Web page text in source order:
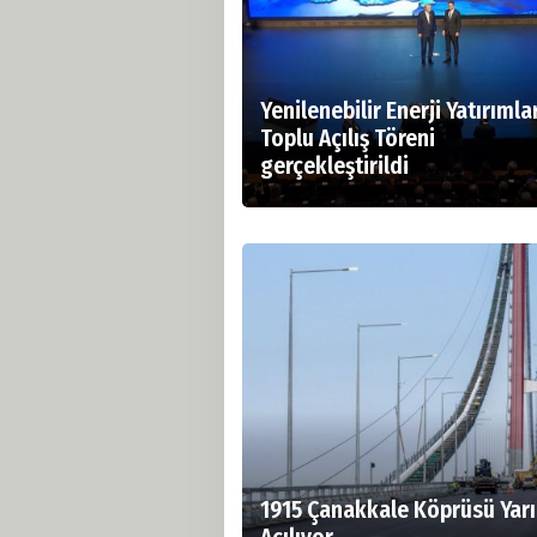
Yenilenebilir Enerji
Toplu Açılış Töreni
gerçekleştirildi
1915 Çanakkale Köprüsü